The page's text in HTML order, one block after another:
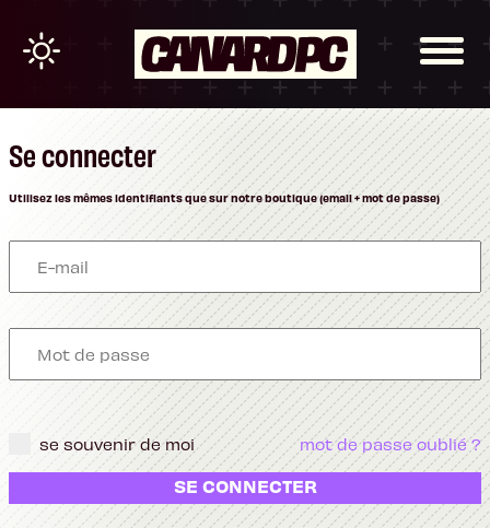
Se connecter
Utilisez les mêmes identifiants que sur notre boutique (email + mot de passe)
se souvenir de moi mot de passe oublié ?
SE CONNECTER